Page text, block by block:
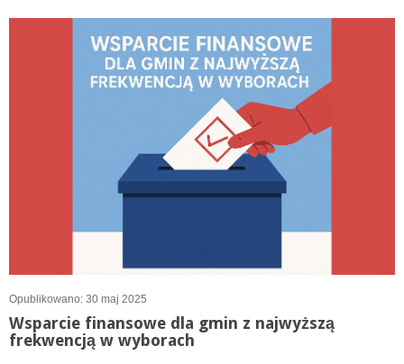
Opublikowano: 30 maj 2025
Wsparcie finansowe dla gmin z najwyższą
frekwencją w wyborach